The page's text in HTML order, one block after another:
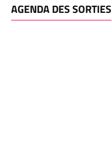
AGENDA DES SORTIES